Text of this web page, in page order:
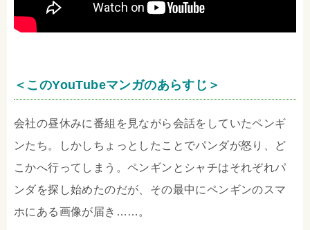
＜このYouTubeマンガのあらすじ＞
会社の昼休みに番組を見ながら会話をしていたペンギ
ンたち。しかしちょっとしたことでパンダが怒り、ど
こかへ行ってしまう。ペンギンとシャチはそれぞれパ
ンダを探し始めたのだが、その最中にペンギンのスマ
ホにある画像が届き……。